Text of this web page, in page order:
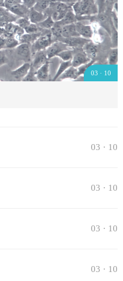
03 · 10
03 · 10
03 · 10
03 · 10
03 · 10